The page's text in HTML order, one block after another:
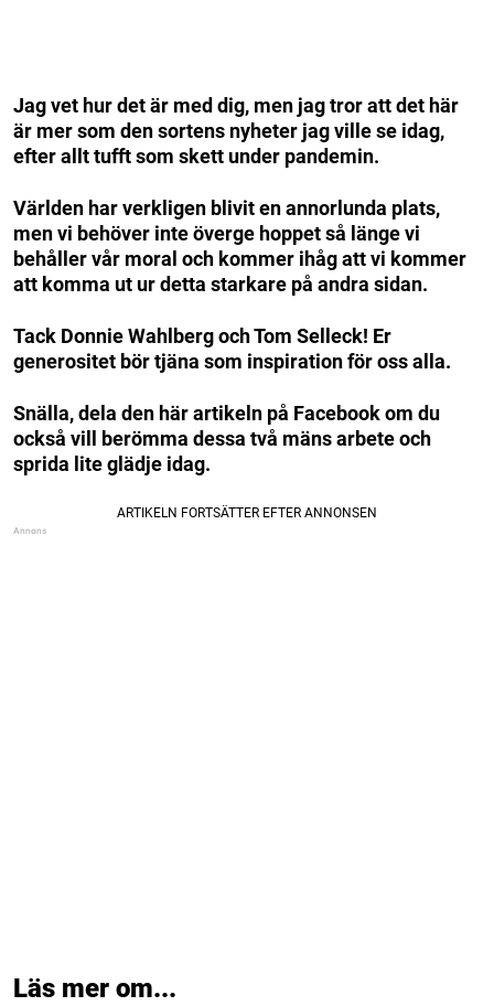
Jag vet hur det är med dig, men jag tror att det här
är mer som den sortens nyheter jag ville se idag,
efter allt tufft som skett under pandemin.
Världen har verkligen blivit en annorlunda plats,
men vi behöver inte överge hoppet så länge vi
behåller vår moral och kommer ihåg att vi kommer
att komma ut ur detta starkare på andra sidan.
Tack Donnie Wahlberg och Tom Selleck! Er
generositet bör tjäna som inspiration för oss alla.
Snälla, dela den här artikeln på Facebook om du
också vill berömma dessa två mäns arbete och
sprida lite glädje idag.
Läs mer om...